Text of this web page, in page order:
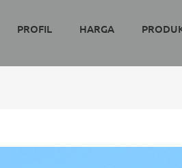
PROFIL HARGA